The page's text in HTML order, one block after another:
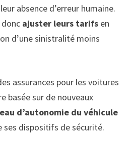
absence d’erreur humaine.
ajuster leurs tarifsen
d’une sinistralité moins
assurances pour les voitures
basée sur de nouveaux
d’autonomie du véhicule
ses dispositifs de sécurité.